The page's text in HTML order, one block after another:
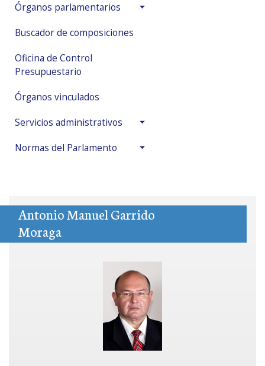
Órganos parlamentarios
Buscador de composiciones
Oficina de Control
Presupuestario
Órganos vinculados
Servicios administrativos
Normas del Parlamento
Antonio Manuel Garrido
Moraga